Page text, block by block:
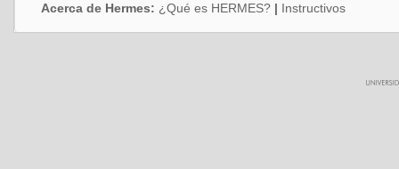
Acerca de Hermes: ¿Qué es HERMES? | Instructivos